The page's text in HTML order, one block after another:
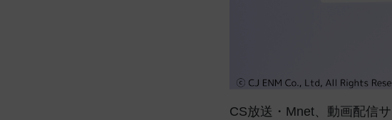
CS放送・Mnet、動画配信